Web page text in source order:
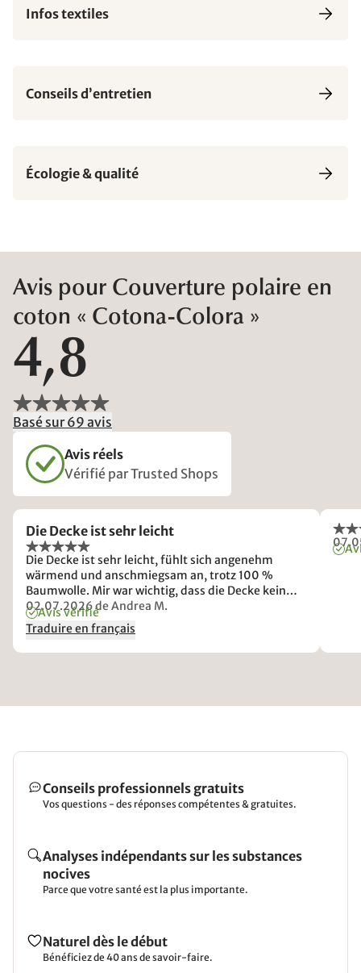
Infos textiles
Conseils d’entretien
Écologie & qualité
Avis pour Couverture polaire en
coton « Cotona-Colora »
4,8
Basé sur 69 avis
Avis réels
Vérifié par Trusted Shops
Die Decke ist sehr leicht
Die Decke ist sehr leicht, fühlt sich angenehm
wärmend und anschmiegsam an, trotz 100 %
Baumwolle. Mir war wichtig, dass die Decke kein
Polyacryl enthält. Die Farbe ist so schön, wie auf
dem Foto. Alles bestens!
02.07.2026de Andrea M.
Avis vérifié
Traduire en français
Conseils professionnels gratuits
Vos questions - des réponses compétentes & gratuites.
Analyses indépendants sur les substances
nocives
Parce que votre santé est la plus importante.
Naturel dès le début
Bénéficiez de 40 ans de savoir-faire.